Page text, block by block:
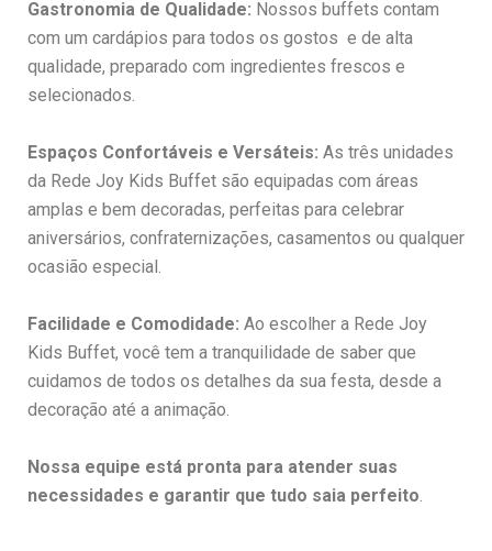
Gastronomia de Qualidade: Nossos buffets contam
com um cardápios para todos os gostos e de alta
qualidade, preparado com ingredientes frescos e
selecionados.
Espaços Confortáveis e Versáteis: As três unidades
da Rede Joy Kids Buffet são equipadas com áreas
amplas e bem decoradas, perfeitas para celebrar
aniversários, confraternizações, casamentos ou qualquer
ocasião especial.
Facilidade e Comodidade: Ao escolher a Rede Joy
Kids Buffet, você tem a tranquilidade de saber que
cuidamos de todos os detalhes da sua festa, desde a
decoração até a animação.
Nossa equipe está pronta para atender suas
necessidades e garantir que tudo saia perfeito